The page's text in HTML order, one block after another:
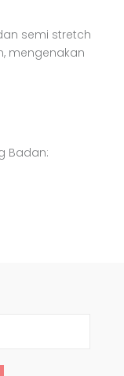
semi stretch
mengenakan
Badan: